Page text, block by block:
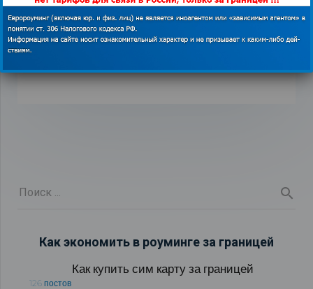
Лучшие музеи мира, которые стоят вашего
внимания
03.11.2019
Как экономить в роуминге за границей
Как купить сим карту за границей
126 постов